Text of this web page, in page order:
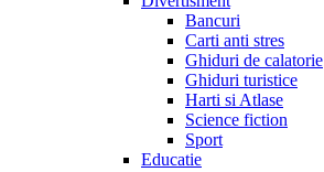
Bancuri
Carti anti stres
Ghiduri de calatorie
Ghiduri turistice
Harti si Atlase
Science fiction
Sport
Educatie